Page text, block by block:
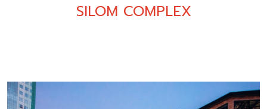
SILOM COMPLEX